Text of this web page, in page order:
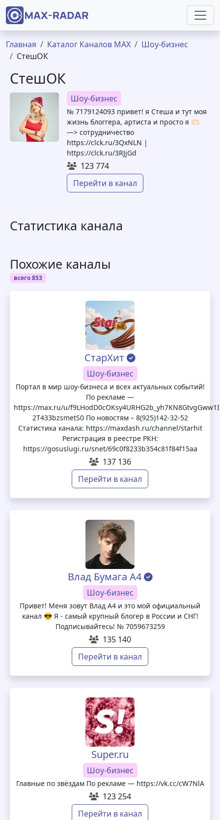
Перейти к основному содержанию
Строка навигации
Главная Каталог Каналов MAX
Шоу-бизнес
СтешОК
СтешОК
Шоу-бизнес
№ 7179124093 привет! я Стеша и тут моя
жизнь блоггера, артиста и просто я 🫶🏻
—> сотрудничество
https://clck.ru/3QxNLN |
https://clck.ru/3RJjGd
123 774
Перейти в канал
Статистика канала
Похожие каналы
всего 853
СтарХит
Шоу-бизнес
Портал в мир шоу-бизнеса и всех актуальных событий!
По рекламе —
https://max.ru/u/
2T433bzsmetS0 По новостям – 8(925)142-32-52
Статистика канала: https://maxdash.ru/channel/starhit
Регистрация в реестре РКН:
https://gosuslugi.ru/snet/69c0f8233b354c81f84f15aa
137 136
Перейти в канал
Влад Бумага А4
Шоу-бизнес
Привет! Меня зовут Влад А4 и это мой официальный
канал 😎 Я - самый крупный блогер в России и СНГ!
Подписывайтесь! № 7059673259
135 140
Перейти в канал
Super.ru
Шоу-бизнес
Главные по звёздам По рекламе — https://vk.cc/cW7NlA
123 254
Перейти в канал